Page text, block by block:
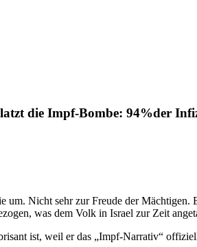
die Impf-Bombe: 94%der
um. Nicht sehr zur Freude der
was dem Volk in Israel zur Zeit
ist, weil er das „Impf-Narrativ“